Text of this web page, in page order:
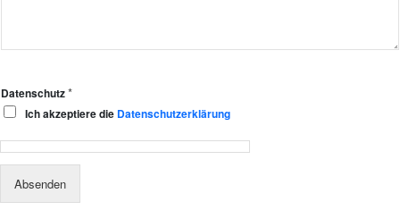
Datenschutz*
Ich akzeptiere die Datenschutzerklärung
Absenden